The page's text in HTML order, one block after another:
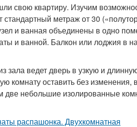
свою квартиру. Изучим
метраж от 30
и ванная объединены в одно
и ванной. Балкон или лоджия в
ведет дверь в узкую и
комнату оставить без изменения,
небольшие изолированные